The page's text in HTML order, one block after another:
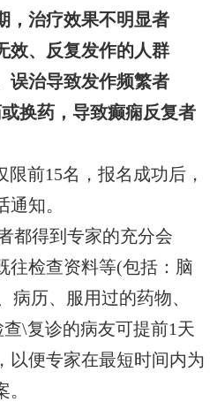
，治疗效果不明显者
效、反复发作的人群
误治导致发作频繁者
换药，导致癫痫反复者
前15名，报名成功后，
知。
都得到专家的充分会
往检查资料等(包括：脑
病历、服用过的药物、
\复诊的病友可提前1天
以便专家在最短时间内为